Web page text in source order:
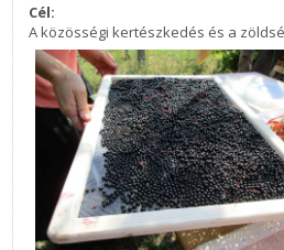
Cél:
A közösségi kertészkedés és a